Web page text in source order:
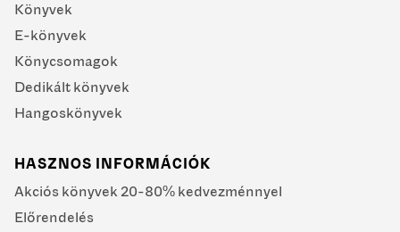
Könyvek
E-könyvek
Könycsomagok
Dedikált könyvek
Hangoskönyvek
HASZNOS INFORMÁCIÓK
Akciós könyvek 20-80% kedvezménnyel
Előrendelés